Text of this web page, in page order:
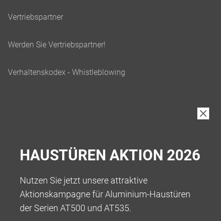
HAUSTÜREN AKTION 2026
Nutzen Sie jetzt unsere attraktive
Aktionskampagne für Aluminium-Haustüren
der Serien AT500 und AT535.